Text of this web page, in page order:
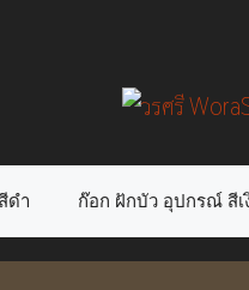
ดำ ก๊อก ฝักบัว อุปกรณ์ สีเ